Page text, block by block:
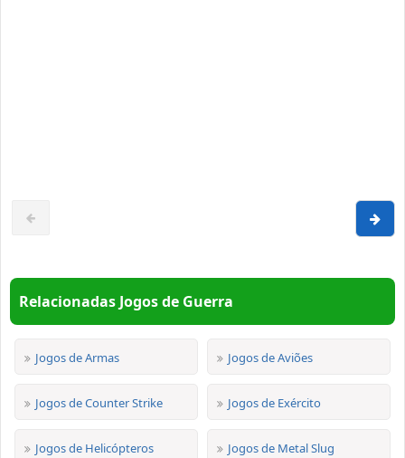
Relacionadas Jogos de Guerra
Jogos de Armas Jogos de Aviões
Jogos de Counter Strike Jogos de Exército
Jogos de Helicópteros Jogos de Metal Slug